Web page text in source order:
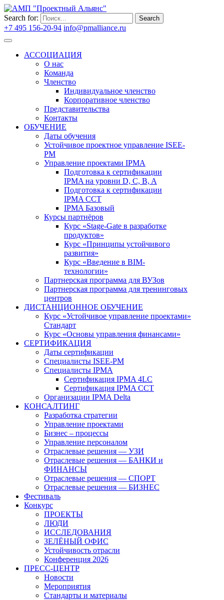
Search for: Search
+7 495 156-20-94 info@pmalliance.ru
АССОЦИАЦИЯ
О нас
Команда
Членство
Индивидуальное членство
Корпоративное членство
Представительства
Контакты
ОБУЧЕНИЕ
Даты обучения
Устойчивое проектное управление ISEE-
PM
Управление проектами IPMA
Подготовка к сертификации
IPMA на уровни D, C, B, A
Подготовка к сертификации
IPMA CCT
IPMA Базовый
Курсы партнёров
Курс «Stage-Gate в разработке
продуктов»
Курс «Принципы устойчивого
развития»
Курс «Введение в BIM-
технологии»
Партнерская программа для ВУЗов
Партнерская программа для тренинговых
центров
ДИСТАНЦИОННОЕ ОБУЧЕНИЕ
Курс «Устойчивое управление проектами»
Стандарт
Курс «Основы управления финансами»
СЕРТИФИКАЦИЯ
Даты сертификации
Специалисты ISEE-PM
Специалисты IPMA
Сертификация IPMA 4LC
Сертификация IPMA CCT
Организации IPMA Delta
КОНСАЛТИНГ
Разработка стратегии
Управление проектами
Бизнес – процессы
Управление персоналом
Отраслевые решения — УЗИ
Отраслевые решения — БАНКИ и
ФИНАНСЫ
Отраслевые решения — СПОРТ
Отраслевые решения — БИЗНЕС
Фестиваль
Конкурс
ПРОЕКТЫ
ЛЮДИ
ИССЛЕДОВАНИЯ
ЗЕЛЁНЫЙ ОФИС
Устойчивость отрасли
Конференция 2026
ПРЕСС-ЦЕНТР
Новости
Мероприятия
Стандарты и материалы